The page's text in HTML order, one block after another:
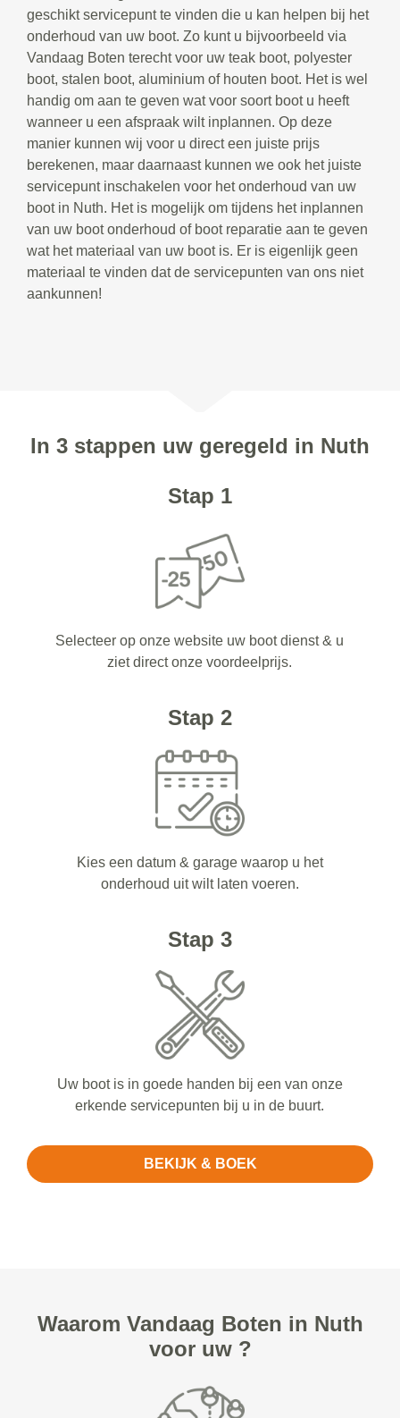
geschikt servicepunt te vinden die u kan helpen bij het
onderhoud van uw boot. Zo kunt u bijvoorbeeld via
Vandaag Boten terecht voor uw teak boot, polyester
boot, stalen boot, aluminium of houten boot. Het is wel
handig om aan te geven wat voor soort boot u heeft
wanneer u een afspraak wilt inplannen. Op deze
manier kunnen wij voor u direct een juiste prijs
berekenen, maar daarnaast kunnen we ook het juiste
servicepunt inschakelen voor het onderhoud van uw
boot in Nuth. Het is mogelijk om tijdens het inplannen
van uw boot onderhoud of boot reparatie aan te geven
wat het materiaal van uw boot is. Er is eigenlijk geen
materiaal te vinden dat de servicepunten van ons niet
aankunnen!
In 3 stappen uw geregeld in Nuth
Stap 1
Selecteer op onze website uw boot dienst & u
ziet direct onze voordeelprijs.
Stap 2
Kies een datum & garage waarop u het
onderhoud uit wilt laten voeren.
Stap 3
Uw boot is in goede handen bij een van onze
erkende servicepunten bij u in de buurt.
BEKIJK & BOEK
Waarom Vandaag Boten in Nuth
voor uw ?